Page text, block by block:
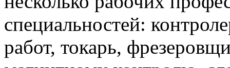
специальностей:
работ, токарь,